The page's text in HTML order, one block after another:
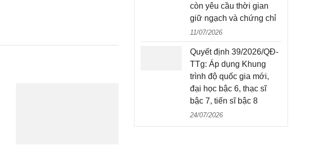
còn yêu cầu thời gian
giữ ngạch và chứng chỉ
11/07/2026
Quyết định 39/2026/QĐ-
TTg: Áp dụng Khung
trình độ quốc gia mới,
đại học bậc 6, thạc sĩ
bậc 7, tiến sĩ bậc 8
24/07/2026